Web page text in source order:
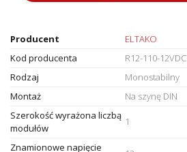
Producent
ELTAKO
Kod producenta
R12-110-12VDC
Rodzaj
Monostabilny
Montaż
Na szynę DIN
Szerokość wyrażona liczbą
modułów
1
Znamionowe napięcie